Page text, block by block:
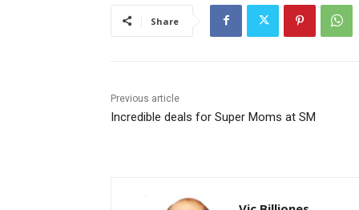
Share
Previous article
Incredible deals for Super Moms at SM